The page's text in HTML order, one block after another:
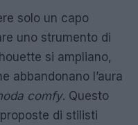
solo un capo
uno strumento di
si ampliano,
abbandonano l’aura
comfy. Questo
di stilisti